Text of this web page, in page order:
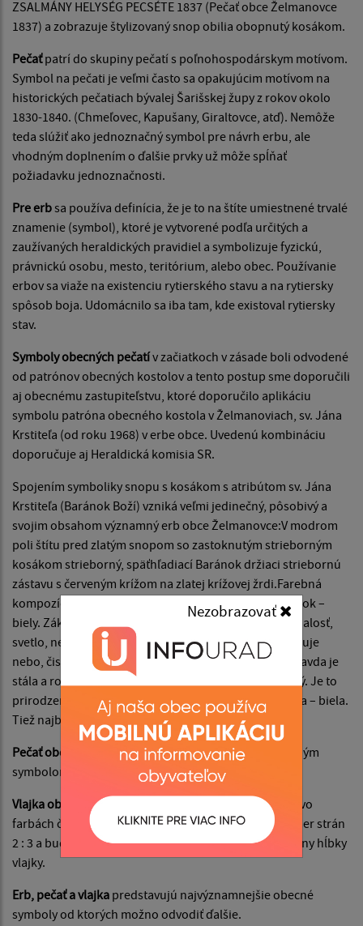
Nezobrazovať
ZSALMÁNY HELYSÉG PECSÉTE 1837 (Pečať obce Želmanovce
1837) a zobrazuje štylizovaný snop obilia obopnutý kosákom.
Pečaťpatrí do skupiny pečatí s poľnohospodárskym motívom.
Symbol na pečati je veľmi často sa opakujúcim motívom na
historických pečatiach bývalej Šarišskej župy z rokov okolo
1830-1840. (Chmeľovec, Kapušany, Giraltovce, atď). Nemôže
teda slúžiť ako jednoznačný symbol pre návrh erbu, ale
vhodným doplnením o ďalšie prvky už môže spĺňať
požiadavku jednoznačnosti.
Pre erbsa používa definícia, že je to na štíte umiestnené trvalé
znamenie (symbol), ktoré je vytvorené podľa určitých a
zaužívaných heraldických pravidiel a symbolizuje fyzickú,
právnickú osobu, mesto, teritórium, alebo obec. Používanie
erbov sa viaže na existenciu rytierského stavu a na rytiersky
spôsob boja. Udomácnilo sa iba tam, kde existoval rytiersky
stav.
Symboly obecných pečatív začiatkoch v zásade boli odvodené
od patrónov obecných kostolov a tento postup sme doporučili
aj obecnému zastupiteľstvu, ktoré doporučilo aplikáciu
symbolu patróna obecného kostola v Želmanoviach, sv. Jána
Krstiteľa (od roku 1968) v erbe obce. Uvedenú kombináciu
doporučuje aj Heraldická komisia SR.
Spojením symboliky snopu s kosákom s atribútom sv. Jána
Krstiteľa (Baránok Boží) vzniká veľmi jedinečný, pôsobivý a
svojim obsahom významný erb obce Želmanovce:V modrom
poli štítu pred zlatým snopom so zastoknutým strieborným
kosákom strieborný, späťhľadiací Baránok držiaci striebornú
zástavu s červeným krížom na zlatej krížovej žrdi.Farebná
kompozícia erbu vychádza zo symboliky farieb: baránok –
biely. Základná symbolika tejto farby je čistota, dokonalosť,
svetlo, nevinnosť. Štít – modrý. Jeho symbolika vyjadruje
nebo, čistotu. Vyjadruje božstvo a pravdu, nakoľko pravda je
stála a rovnako trvalá ako nebeská obloha. Snop – žltý. Je to
prirodzené sfarbenie zviazaných obilných klasov. Kosa – biela.
Tiež najbližšie k prírodnému sfarbeniu.
Pečať obce
Želmanovce je okrúhla, uprostred s obecným
symbolom a kruhopisom OBEC ŽELMANOVCE.
Vlajka obce
pozostáva zo štyroch pozdĺžnych pruhov vo
farbách červenej, bielej, žltej a modrej. Vlajka má pomer strán
2 : 3 a bude ukončená tromi cípmi siahajúcimi do tretiny hĺbky
vlajky.
Erb, pečať a vlajka predstavujú najvýznamnejšie obecné
symboly od ktorých možno odvodiť ďalšie.